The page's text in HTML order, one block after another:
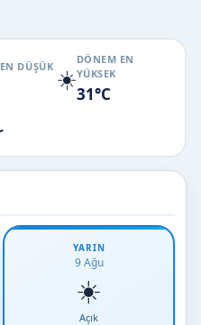
DÜŞÜK ☀️
DÖNEM EN
YÜKSEK
31°C
YARIN
9 Ağu
☀️
Açık